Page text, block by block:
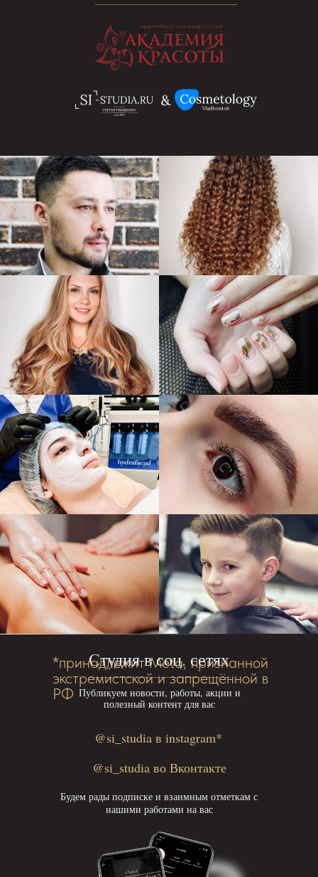
*принадлежит Meta, признанной
экстремистской и запрещённой в
РФ
@si_studia в instagram*
@si_studia во Вконтакте
Публикуем новости, работы, акции и
полезный контент для вас
Будем рады подписке и взаимным отметкам с
нашими работами на вас
Студия в соц. сетях